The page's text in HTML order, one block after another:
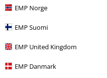
EMP Norge
EMP Suomi
EMP United Kingdom
EMP Danmark
Länge